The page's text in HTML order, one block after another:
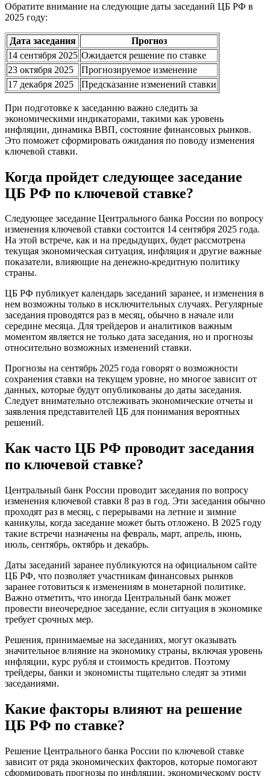
Обратите внимание на следующие даты заседаний ЦБ РФ в
2025 году:
Дата заседания
Прогноз
14 сентября 2025 Ожидается решение по ставке
23 октября 2025
Прогнозируемое изменение
17 декабря 2025
Предсказание изменений ставки
При подготовке к заседанию важно следить за
экономическими индикаторами, такими как уровень
инфляции, динамика ВВП, состояние финансовых рынков.
Это поможет сформировать ожидания по поводу изменения
ключевой ставки.
Когда пройдет следующее заседание
ЦБ РФ по ключевой ставке?
Следующее заседание Центрального банка России по вопросу
изменения ключевой ставки состоится 14 сентября 2025 года.
На этой встрече, как и на предыдущих, будет рассмотрена
текущая экономическая ситуация, инфляция и другие важные
показатели, влияющие на денежно-кредитную политику
страны.
ЦБ РФ публикует календарь заседаний заранее, и изменения в
нем возможны только в исключительных случаях. Регулярные
заседания проводятся раз в месяц, обычно в начале или
середине месяца. Для трейдеров и аналитиков важным
моментом является не только дата заседания, но и прогнозы
относительно возможных изменений ставки.
Прогнозы на сентябрь 2025 года говорят о возможности
сохранения ставки на текущем уровне, но многое зависит от
данных, которые будут опубликованы до даты заседания.
Следует внимательно отслеживать экономические отчеты и
заявления представителей ЦБ для понимания вероятных
решений.
Как часто ЦБ РФ проводит заседания
по ключевой ставке?
Центральный банк России проводит заседания по вопросу
изменения ключевой ставки 8 раз в год. Эти заседания обычно
проходят раз в месяц, с перерывами на летние и зимние
каникулы, когда заседание может быть отложено. В 2025 году
такие встречи назначены на февраль, март, апрель, июнь,
июль, сентябрь, октябрь и декабрь.
Даты заседаний заранее публикуются на официальном сайте
ЦБ РФ, что позволяет участникам финансовых рынков
заранее готовиться к изменениям в монетарной политике.
Важно отметить, что иногда Центральный банк может
провести внеочередное заседание, если ситуация в экономике
требует срочных мер.
Решения, принимаемые на заседаниях, могут оказывать
значительное влияние на экономику страны, включая уровень
инфляции, курс рубля и стоимость кредитов. Поэтому
трейдеры, банки и экономисты тщательно следят за этими
заседаниями.
Какие факторы влияют на решение
ЦБ РФ по ставке?
Решение Центрального банка России по ключевой ставке
зависит от ряда экономических факторов, которые помогают
сформировать прогнозы по инфляции, экономическому росту